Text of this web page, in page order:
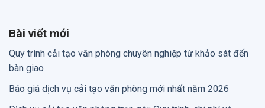
Bài viết mới
Quy trình cải tạo văn phòng chuyên nghiệp từ khảo sát đến
bàn giao
Báo giá dịch vụ cải tạo văn phòng mới nhất năm 2026